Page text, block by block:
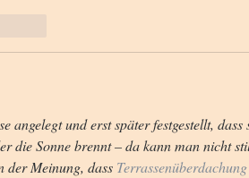
angelegt und erst später festgestellt,
die Sonne brennt – da kann man nicht
der Meinung, dass